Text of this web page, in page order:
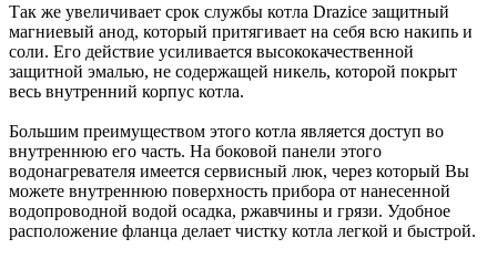
Так же увеличивает срок службы котла Drazice защитный
магниевый анод, который притягивает на себя всю накипь и
соли. Его действие усиливается высококачественной
защитной эмалью, не содержащей никель, которой покрыт
весь внутренний корпус котла.
Большим преимуществом этого котла является доступ во
внутреннюю его часть. На боковой панели этого
водонагревателя имеется сервисный люк, через который Вы
можете внутреннюю поверхность прибора от нанесенной
водопроводной водой осадка, ржавчины и грязи. Удобное
расположение фланца делает чистку котла легкой и быстрой.